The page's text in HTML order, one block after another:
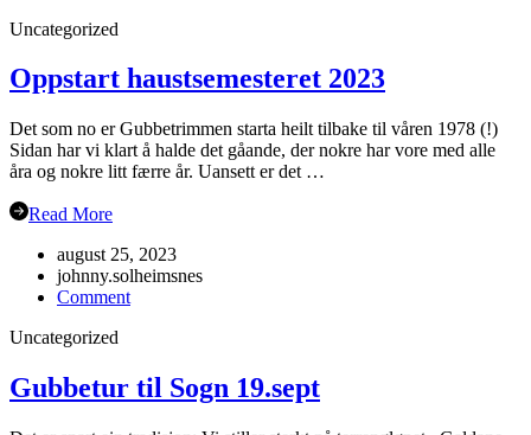
Uncategorized
Oppstart haustsemesteret 2023
Det som no er Gubbetrimmen starta heilt tilbake til våren 1978 (!)
Sidan har vi klart å halde det gåande, der nokre har vore med alle
åra og nokre litt færre år. Uansett er det …
Read More
august 25, 2023
johnny.solheimsnes
Commenton
Uncategorized
Gubbetur til Sogn 19.sept